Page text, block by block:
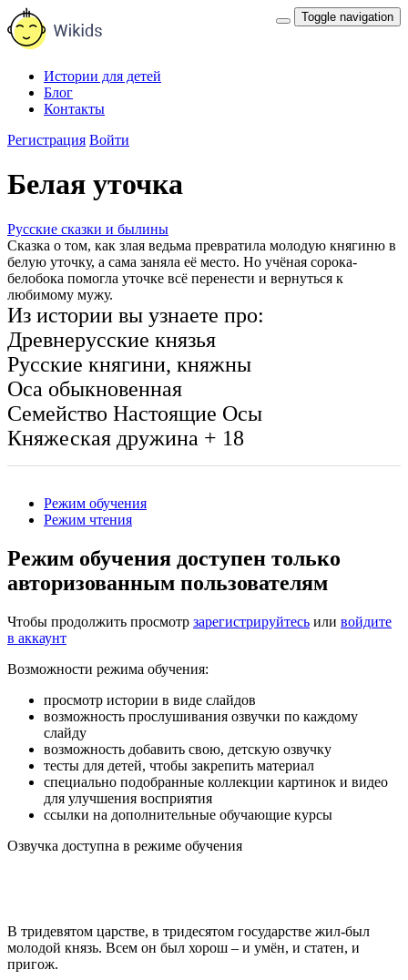
Toggle navigation
Истории для детей
Блог
Контакты
Регистрация Войти
Белая уточка
Русские сказки и былины
Сказка о том, как злая ведьма превратила молодую княгиню в
белую уточку, а сама заняла её место. Но учёная сорока-
белобока помогла уточке всё перенести и вернуться к
любимому мужу.
Из истории вы узнаете про:
Древнерусские князья
Русские княгини, княжны
Оса обыкновенная
Семейство Настоящие Осы
Княжеская дружина + 18
Режим обучения
Режим чтения
Режим обучения доступен только
авторизованным пользователям
Чтобы продолжить просмотр зарегистрируйтесь или войдите
в аккаунт
Возможности режима обучения:
просмотр истории в виде слайдов
возможность прослушивания озвучки по каждому
слайду
возможность добавить свою, детскую озвучку
тесты для детей, чтобы закрепить материал
специально подобранные коллекции картинок и видео
для улучшения восприятия
ссылки на дополнительные обучающие курсы
Озвучка доступна в режиме обучения
В тридевятом царстве, в тридесятом государстве жил-был
молодой князь. Всем он был хорош – и умён, и статен, и
пригож.